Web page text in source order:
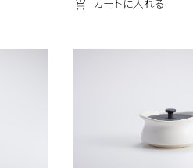
カートに入れる